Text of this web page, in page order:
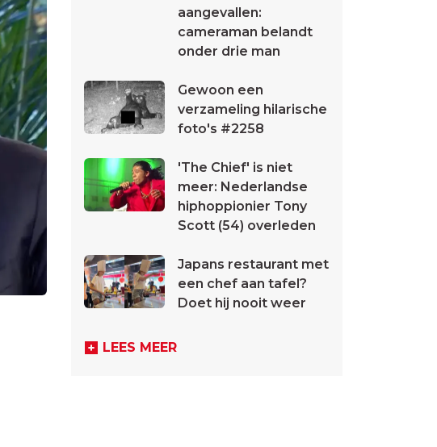
aangevallen:
cameraman belandt
onder drie man
Gewoon een
verzameling hilarische
foto's #2258
'The Chief' is niet
meer: Nederlandse
hiphoppionier Tony
Scott (54) overleden
Japans restaurant met
een chef aan tafel?
Doet hij nooit weer
LEES MEER